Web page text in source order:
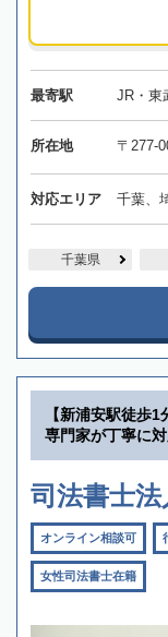
最寄駅 JR・東
所在地 〒277-
対応エリア 千葉、
千葉県
【新浦安駅徒歩
専門家が丁寧に
司法書士
オンライン相談可
女性司法書士在籍